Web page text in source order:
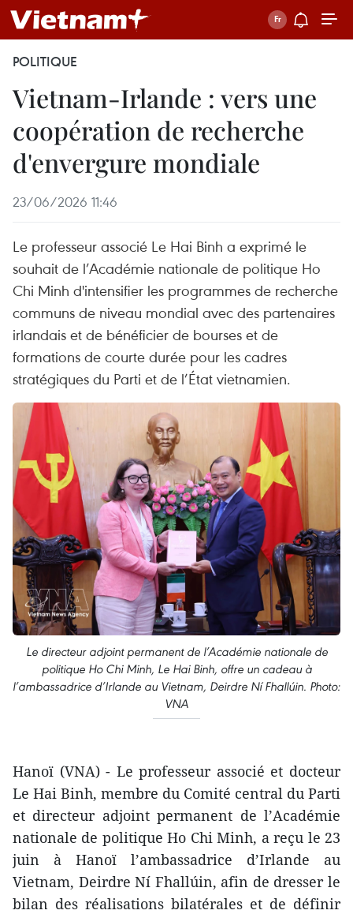
POLITIQUE
Vietnam-Irlande : vers une
coopération de recherche
d'envergure mondiale
23/06/2026 11:46
Le professeur associé Le Hai Binh a exprimé le
souhait de l’Académie nationale de politique Ho
Chi Minh d'intensifier les programmes de recherche
communs de niveau mondial avec des partenaires
irlandais et de bénéficier de bourses et de
formations de courte durée pour les cadres
stratégiques du Parti et de l’État vietnamien.
Le directeur adjoint permanent de l’Académie nationale de
politique Ho Chi Minh, Le Hai Binh, offre un cadeau à
l’ambassadrice d’Irlande au Vietnam, Deirdre Ní Fhallúin. Photo:
VNA
Hanoï (VNA) - Le professeur associé et docteur
Le Hai Binh, membre du Comité central du Parti
et directeur adjoint permanent de l’Académie
nationale de politique Ho Chi Minh, a reçu le 23
juin à Hanoï l’ambassadrice d’Irlande au
Vietnam, Deirdre Ní Fhallúin, afin de dresser le
bilan des réalisations bilatérales et de définir